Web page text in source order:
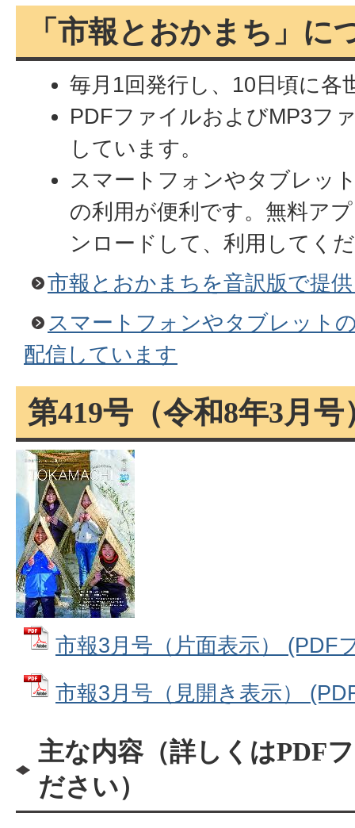
「市報とおかまち」に
毎月1回発行し、10日頃に各
PDFファイルおよびMP3フ
しています。
スマートフォンやタブレッ
の利用が便利です。無料ア
ンロードして、利用してく
市報とおかまちを音訳版で提
スマートフォンやタブレット
配信しています
第419号（令和8年3月号
市報3月号（片面表示） (PDF
市報3月号（見開き表示）
主な内容（詳しくはPDF
ださい）